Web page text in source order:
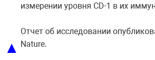
измерении уровня СD-1 в их
Отчет об исследовании
Nature.
▲